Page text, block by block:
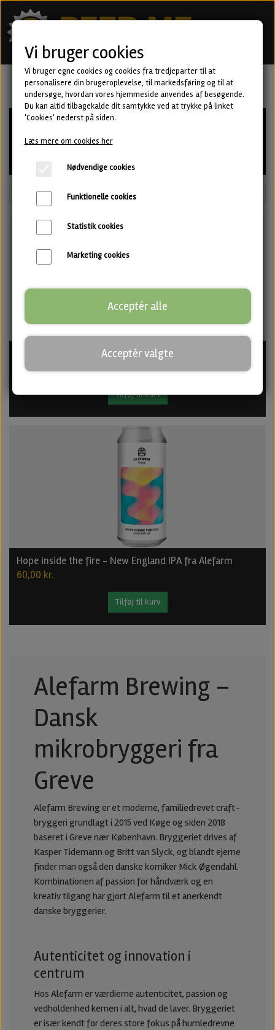
Rising Tide - BA Imperial Stout fra Alefarm
175,00 kr.
Tilføj til kurv
Hope inside the fire - New England IPA fra Alefarm
60,00 kr.
Tilføj til kurv
Alefarm Brewing –
Dansk
mikrobryggeri fra
Greve
Alefarm Brewinger et moderne, familiedrevet craft-
bryggeri grundlagt i 2015 ved Køge og siden 2018
baseret i Greve nær København. Bryggeriet drives af
Kasper Tidemann og Britt van Slyck, og blandt ejerne
finder man også den danske komiker Mick Øgendahl.
Kombinationen af passion for håndværk og en
kreativ tilgang har gjort Alefarm til et anerkendt
danske bryggerier.
Autenticitet og innovation i
centrum
Hos Alefarm er værdierne autenticitet, passion og
vedholdenhed kernen i alt, hvad de laver. Bryggeriet
er især kendt for deres store fokus på humledrevne
Vi bruger cookies
Vi bruger egne cookies og cookies fra tredjeparter til at
personalisere din brugeroplevelse, til markedsføring og til at
undersøge, hvordan vores hjemmeside anvendes af besøgende.
Du kan altid tilbagekalde dit samtykke ved at trykke på linket
'Cookies' nederst på siden.
Læs mere om cookies her
Nødvendige cookies
Funktionelle cookies
Statistik cookies
Marketing cookies
Acceptér alle
Acceptér valgte